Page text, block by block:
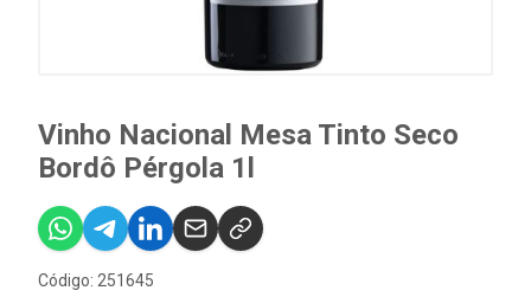
Vinho Nacional Mesa Tinto Seco
Bordô Pérgola 1l
Código: 251645